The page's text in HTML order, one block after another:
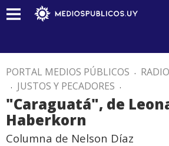
PORTAL MEDIOS PÚBLICOS . RADIO
. JUSTOS Y PECADORES .
"Caraguatá", de
Haberkorn
Columna de Nelson Díaz